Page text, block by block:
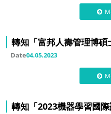
轉知「富邦人壽管理博碩
Date04.05.2023
轉知「2023機器學習國